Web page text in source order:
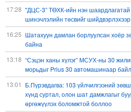
17:28 "ДЦС-3” ТӨХК-ийн нэн шаардлагатай
шинэчлэлийн төсвийг
16:25 Шатахуун дамлан борлуулсан хоёр
байна
13:18 “Сэцэн ханы хүлэг” МСУХ-ны 30
морьдыг Prius 30 автомашинаар
13:01
Б.Пүрэвдагва: 103 үйлчилгээний
хүнд суртал, олон шат дамжлагыг
өргөжүүлэх боломжтой боллоо